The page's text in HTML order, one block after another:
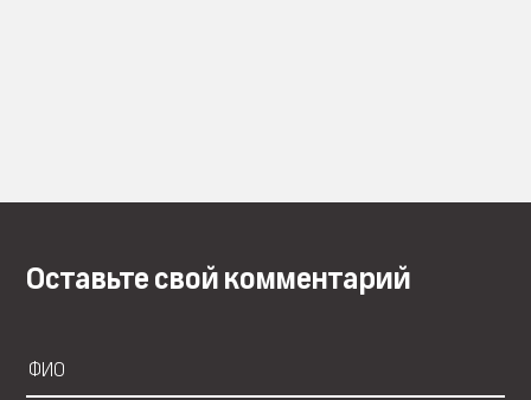
Оставьте свой комментарий